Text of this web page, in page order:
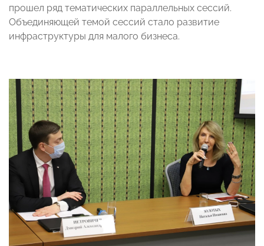
прошел ряд тематических параллельных сессий.
Объединяющей темой сессий стало развитие
инфраструктуры для малого бизнеса.